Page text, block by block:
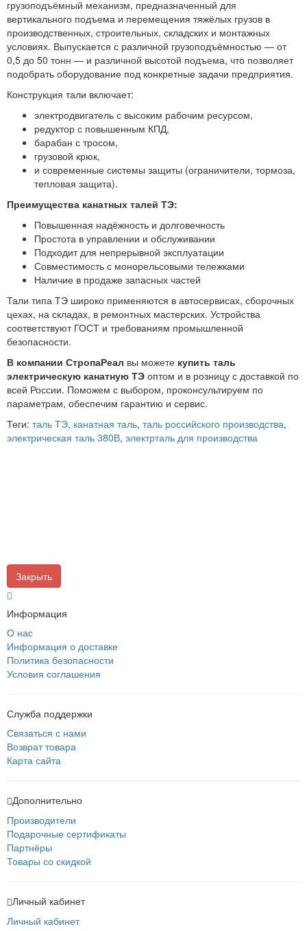
грузоподъёмный механизм, предназначенный для
вертикального подъема и перемещения тяжёлых грузов в
производственных, строительных, складских и монтажных
условиях. Выпускается с различной грузоподъёмностью — от
0,5 до 50 тонн — и различной высотой подъема, что позволяет
подобрать оборудование под конкретные задачи предприятия.
Конструкция тали включает:
электродвигатель с высоким рабочим ресурсом,
редуктор с повышенным КПД,
барабан с тросом,
грузовой крюк,
и современные системы защиты (ограничители, тормоза,
тепловая защита).
Преимущества канатных талей ТЭ:
Повышенная надёжность и долговечность
Простота в управлении и обслуживании
Подходит для непрерывной эксплуатации
Совместимость с монорельсовыми тележками
Наличие в продаже запасных частей
Тали типа ТЭ широко применяются в автосервисах, сборочных
цехах, на складах, в ремонтных мастерских. Устройства
соответствуют ГОСТ и требованиям промышленной
безопасности.
В компании СтропаРеал вы можете купить таль
электрическую канатную ТЭ оптом и в розницу с доставкой по
всей России. Поможем с выбором, проконсультируем по
параметрам, обеспечим гарантию и сервис.
Теги: таль ТЭ, канатная таль, таль российского производства,
электрическая таль 380В, электрталь для производства
Закрыть
Информация
О нас
Информация о доставке
Политика безопасности
Условия соглашения
Служба поддержки
Связаться с нами
Возврат товара
Карта сайта
Дополнительно
Производители
Подарочные сертификаты
Партнёры
Товары со скидкой
Личный кабинет
Личный кабинет